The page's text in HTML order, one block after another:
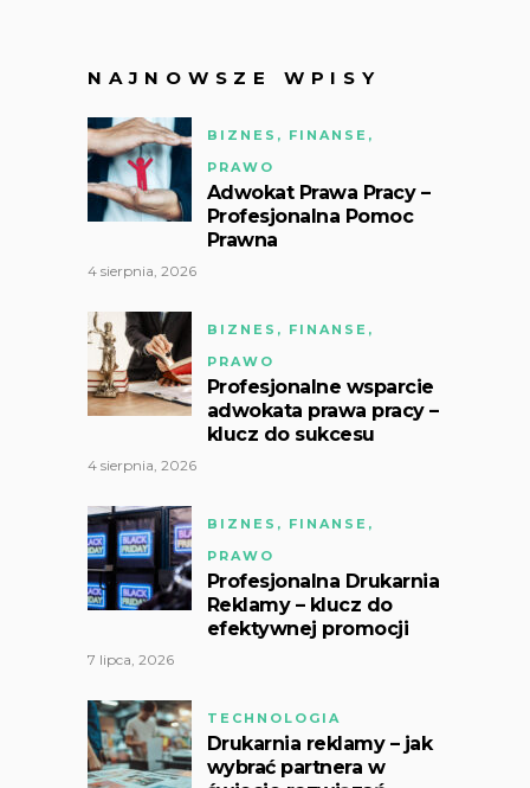
NAJNOWSZE WPISY
BIZNES, FINANSE,
PRAWO
Adwokat Prawa Pracy –
Profesjonalna Pomoc
Prawna
4 sierpnia, 2026
BIZNES, FINANSE,
PRAWO
Profesjonalne wsparcie
adwokata prawa pracy –
klucz do sukcesu
4 sierpnia, 2026
BIZNES, FINANSE,
PRAWO
Profesjonalna Drukarnia
Reklamy – klucz do
efektywnej promocji
7 lipca, 2026
TECHNOLOGIA
Drukarnia reklamy – jak
wybrać partnera w